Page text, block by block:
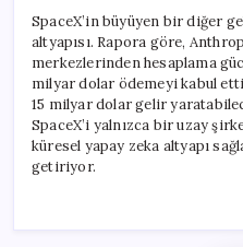
SpaceX’in büyüyen bir diğer
altyapısı. Rapora göre,
merkezlerinden hesaplama
milyar dolar ödemeyi kabul etti.
15 milyar dolar gelir
SpaceX’i yalnızca bir uzay
küresel yapay zeka altyapı
getiriyor.